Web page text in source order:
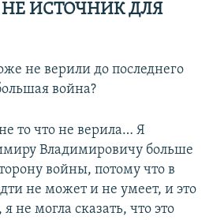
НЕ ИСТОЧНИК ДЛЯ
не верили до последнего
война?
то что не верила… Я
Владимировичу больше
войны, потому что в
не может и не умеет, и это
не могла сказать, что это